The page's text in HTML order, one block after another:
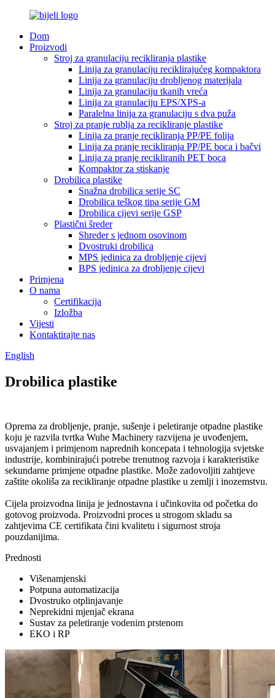
Dom
Proizvodi
Stroj za granulaciju recikliranja plastike
Linija za granulaciju reciklirajućeg kompaktora
Linija za granulaciju drobljenog materijala
Linija za granulaciju tkanih vreća
Linija za granulaciju EPS/XPS-a
Paralelna linija za granulaciju s dva puža
Stroj za pranje rublja za recikliranje plastike
Linija za pranje recikliranja PP/PE folija
Linija za pranje recikliranja PP/PE boca i bačvi
Linija za pranje recikliranih PET boca
Kompaktor za stiskanje
Drobilica plastike
Snažna drobilica serije SC
Drobilica teškog tipa serije GM
Drobilica cijevi serije GSP
Plastični šreder
Shreder s jednom osovinom
Dvostruki drobilica
MPS jedinica za drobljenje cijevi
BPS jedinica za drobljenje cijevi
Primjena
O nama
Certifikacija
Izložba
Vijesti
Kontaktirajte nas
English
Drobilica plastike
Oprema za drobljenje, pranje, sušenje i peletiranje otpadne plastike
koju je razvila tvrtka Wuhe Machinery razvijena je uvođenjem,
usvajanjem i primjenom naprednih koncepata i tehnologija svjetske
industrije, kombinirajući potrebe trenutnog razvoja i karakteristike
sekundarne primjene otpadne plastike. Može zadovoljiti zahtjeve
zaštite okoliša za recikliranje otpadne plastike u zemlji i inozemstvu.
Cijela proizvodna linija je jednostavna i učinkovita od početka do
gotovog proizvoda. Proizvodni proces u strogom skladu sa
zahtjevima CE certifikata čini kvalitetu i sigurnost stroja
pouzdanijima.
Prednosti
Višenamjenski
Potpuna automatizacija
Dvostruko otplinjavanje
Neprekidni mjenjač ekrana
Sustav za peletiranje vodenim prstenom
EKO i RP